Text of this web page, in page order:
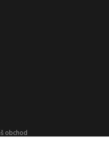
obchod